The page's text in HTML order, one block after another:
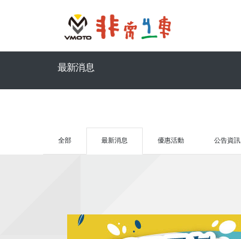
最新消息
全部 最新消息 優惠活動 公告資訊